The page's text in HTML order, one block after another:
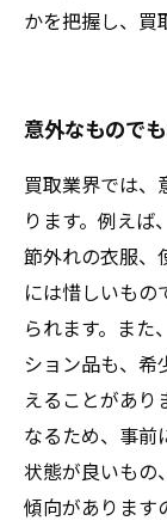
かを把握し、買
意外なもので
買取業界では、
ります。例えば
節外れの衣服、
には惜しいもの
られます。また
ション品も、希
えることがあり
なるため、事前
状態が良いもの
傾向があります